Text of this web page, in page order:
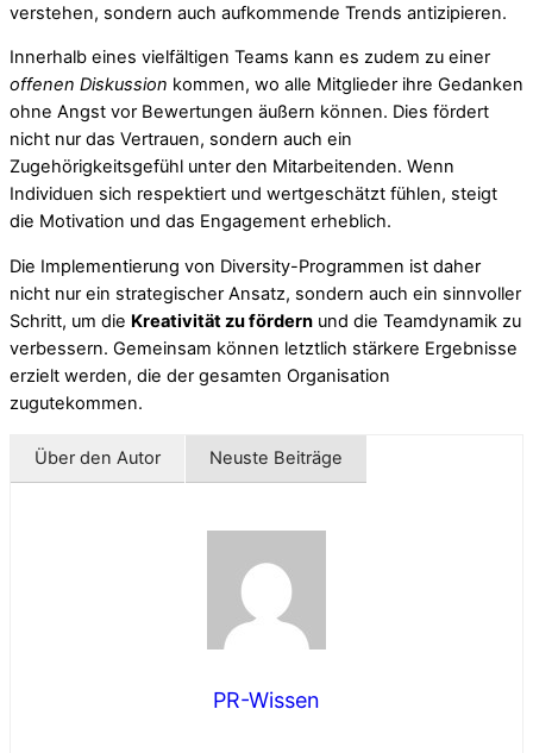
verstehen, sondern auch aufkommende Trends antizipieren.
Innerhalb eines vielfältigen Teams kann es zudem zu einer
offenen Diskussion kommen, wo alle Mitglieder ihre Gedanken
ohne Angst vor Bewertungen äußern können. Dies fördert
nicht nur das Vertrauen, sondern auch ein
Zugehörigkeitsgefühl unter den Mitarbeitenden. Wenn
Individuen sich respektiert und wertgeschätzt fühlen, steigt
die Motivation und das Engagement erheblich.
Die Implementierung von Diversity-Programmen ist daher
nicht nur ein strategischer Ansatz, sondern auch ein sinnvoller
Schritt, um die Kreativität zu fördern und die Teamdynamik zu
verbessern. Gemeinsam können letztlich stärkere Ergebnisse
erzielt werden, die der gesamten Organisation
zugutekommen.
Über den Autor Neuste Beiträge
PR-Wissen